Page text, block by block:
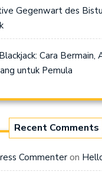
Gegenwart des
Cara Bermain,
untuk Pemula
Recent Comments
Commenter on